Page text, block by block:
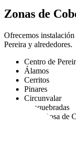
Zonas de
Ofrecemos instalación
Pereira y alrededores.
Centro de
Álamos
Cerritos
Pinares
Circunvalar
Dosquebradas
Santa Rosa de